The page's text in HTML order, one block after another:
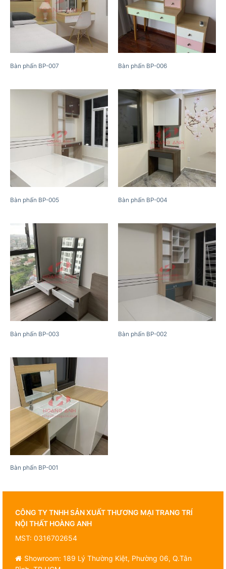
Bàn phấn BP-007 Bàn phấn BP-006
Bàn phấn BP-005 Bàn phấn BP-004
Bàn phấn BP-003 Bàn phấn BP-002
Bàn phấn BP-001
CÔNG TY TNHH SẢN XUẤT THƯƠNG MẠI TRANG TRÍ
NỘI THẤT HOÀNG ANH
MST: 0316702654
Showroom: 189 Lý Thường Kiệt, Phường 06, Q.Tân